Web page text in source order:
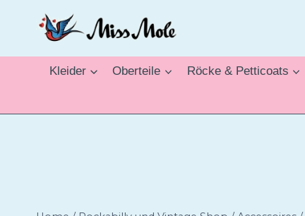
Kleider Oberteile Röcke & Petticoats